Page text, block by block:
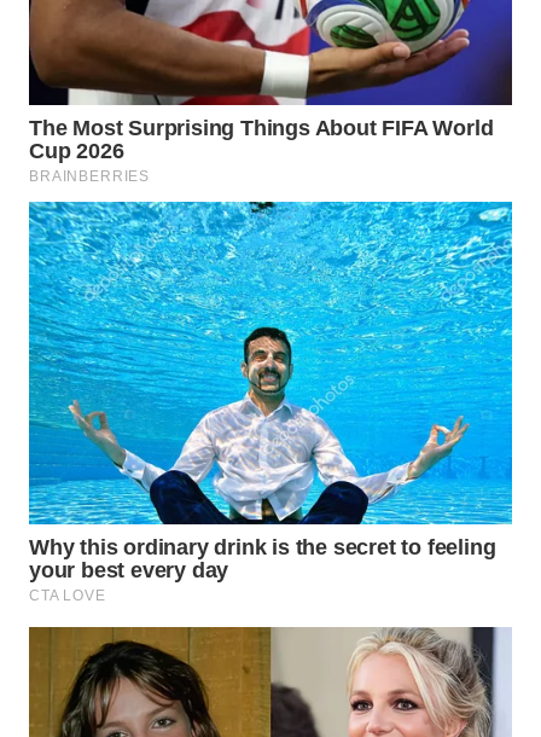
KARAWANG
WN
BEKASI
WN
BOGOR
WN
DEPOK
WN
TAPANULI
UTARA
SAMOSIR
WN
PADANG
LAWAS